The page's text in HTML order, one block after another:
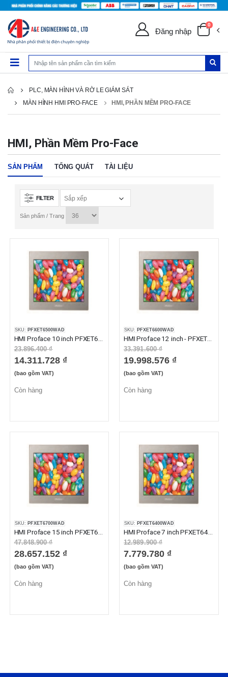
Đăng nhập
0
PLC, MÀN HÌNH VÀ RỜ LE GIÁM SÁT
MÀN HÌNH HMI PRO-FACE
HMI, PHẦN MỀM PRO-FACE
HMI, Phần Mềm Pro-Face
SẢN PHẨM TỔNG QUÁT TÀI LIỆU
FILTER
Sản phẩm / Trang
SKU: PFXET6500WAD
23.896.400 ₫
14.311.728 ₫
(bao gồm VAT)
Còn hàng
SKU: PFXET6600WAD
HMI Proface 12 inch - PFXET6600WAD
33.391.600 ₫
19.998.576 ₫
(bao gồm VAT)
Còn hàng
SKU: PFXET6700WAD
47.848.900 ₫
28.657.152 ₫
(bao gồm VAT)
Còn hàng
SKU: PFXET6400WAD
HMI Proface 7 inch PFXET6400WAD
12.989.900 ₫
7.779.780 ₫
(bao gồm VAT)
Còn hàng